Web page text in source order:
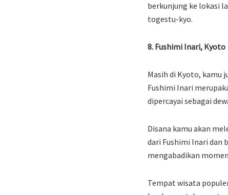
berkunjung ke lokasi
togestu-kyo.
8. Fushimi Inari, Kyoto
Masih di Kyoto, kamu
Fushimi Inari
dipercayai sebagai
Disana kamu akan
dari Fushimi Inari dan
mengabadikan
Tempat wisata